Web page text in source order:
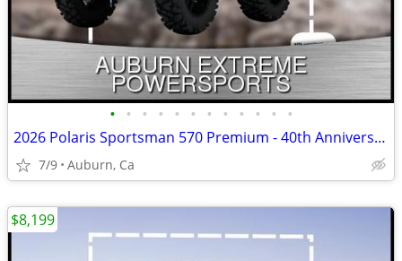
• • • • • • • • • • • •
2026 Polaris Sportsman 570 Premium - 40th Anniversary Edition
7/9 Auburn, Ca
$8,199